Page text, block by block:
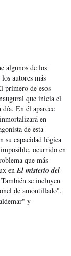
algunos de los
autores más
de esos
que inicia el
En él aparece
en
de esta
su capacidad lógica
ocurrido en
que más
enEl misterio del
se incluyen
de amontillado",
y